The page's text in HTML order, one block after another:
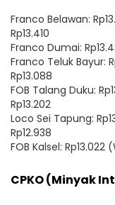
Franco Belawan:
Rp13.410
Franco Dumai:
Franco Teluk Bayur:
Rp13.088
FOB Talang Duku:
Rp13.202
Loco Sei Tapung:
Rp12.938
FOB Kalsel:
CPKO (Minyak